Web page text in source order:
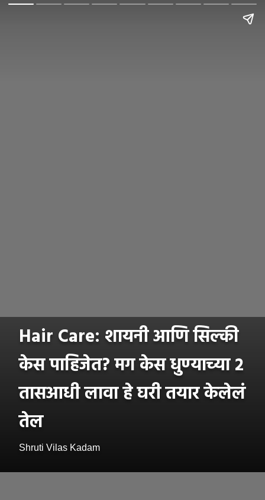
Hair Care: शायनी आणि सिल्की
केस पाहिजेत? मग केस धुण्याच्या २
तासआधी लावा हे घरी तयार केलेलं
तेल
Shruti Vilas Kadam